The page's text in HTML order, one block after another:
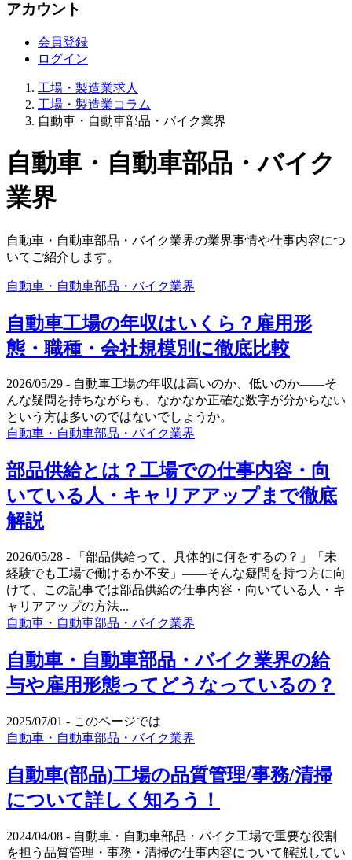
アカウント
会員登録
ログイン
工場・製造業求人
工場・製造業コラム
自動車・自動車部品・バイク業界
自動車・自動車部品・バイク
業界
自動車・自動車部品・バイク業界の業界事情や仕事内容につ
いてご紹介します。
自動車・自動車部品・バイク業界
自動車工場の年収はいくら？雇用形
態・職種・会社規模別に徹底比較
2026/05/29 - 自動車工場の年収は高いのか、低いのか——そ
んな疑問を持ちながらも、なかなか正確な数字が分からない
という方は多いのではないでしょうか。
自動車・自動車部品・バイク業界
部品供給とは？工場での仕事内容・向
いている人・キャリアアップまで徹底
解説
2026/05/28 - 「部品供給って、具体的に何をするの？」「未
経験でも工場で働けるか不安」――そんな疑問を持つ方に向
けて、この記事では部品供給の仕事内容・向いている人・キ
ャリアアップの方法...
自動車・自動車部品・バイク業界
自動車・自動車部品・バイク業界の給
与や雇用形態ってどうなっているの？
2025/07/01 - このページでは
自動車・自動車部品・バイク業界
自動車(部品)工場の品質管理/事務/清掃
について詳しく知ろう！
2024/04/08 - 自動車・自動車部品・バイク工場で重要な役割
を担う品質管理・事務・清掃の仕事内容について解説してい